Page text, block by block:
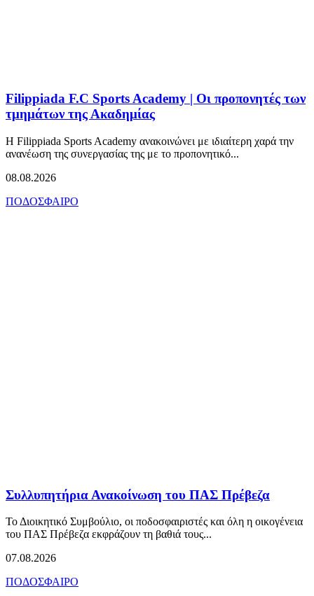
Filippiada F.C Sports Academy | Οι προπονητές των
τμημάτων της Ακαδημίας
Η Filippiada Sports Academy ανακοινώνει με ιδιαίτερη χαρά την
ανανέωση της συνεργασίας της με το προπονητικό...
08.08.2026
ΠΟΔΟΣΦΑΙΡΟ
Συλλυπητήρια Ανακοίνωση του ΠΑΣ Πρέβεζα
Το Διοικητικό Συμβούλιο, οι ποδοσφαιριστές και όλη η οικογένεια
του ΠΑΣ Πρέβεζα εκφράζουν τη βαθιά τους...
07.08.2026
ΠΟΔΟΣΦΑΙΡΟ